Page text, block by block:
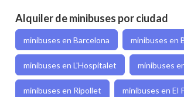
Alquiler de minibuses por ciudad
minibuses en Barcelona minibuses en
minibuses en L'Hospitalet minibuses
minibuses en Ripollet minibuses en El